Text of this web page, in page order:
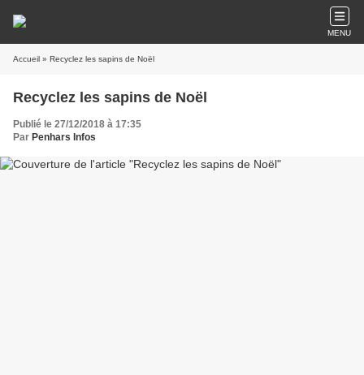
MENU
Accueil » Recyclez les sapins de Noël
Recyclez les sapins de Noël
Publié le 27/12/2018 à 17:35
Par Penhars Infos